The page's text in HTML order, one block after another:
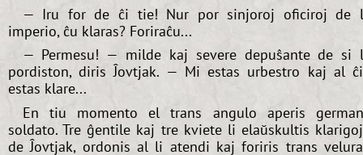
— Iru for de ĉi tie! Nur por sinjoroj oficiroj de
imperio, ĉu klaras? Foriraĉu...
— Permesu! — milde kaj severe depuŝante de si
pordiston, diris Ĵovtjak. — Mi estas urbestro kaj al
estas klare...
En tiu momento el trans angulo aperis
soldato. Tre ĝentile kaj tre kviete li elaŭskultis
de Ĵovtjak, ordonis al li atendi kaj foriris trans